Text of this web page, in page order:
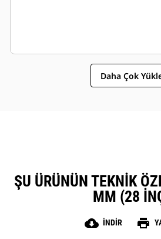
Daha Çok
ŞU ÜRÜNÜN TEKNIK
MM (28
cloud_download İNDIR print